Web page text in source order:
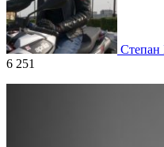
Степан
6 251